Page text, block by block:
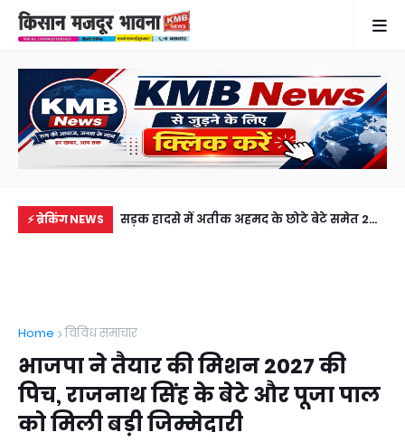
⚡ ब्रेकिंग NEWS
में से नहीं पहुंची एक
सड़क हादसे में अतीक अहमद के छोटे बेटे समेत 2
Home विविध समाचार
भाजपा ने तैयार की मिशन 2027 की
पिच, राजनाथ सिंह के बेटे और पूजा पाल
को मिली बड़ी जिम्मेदारी